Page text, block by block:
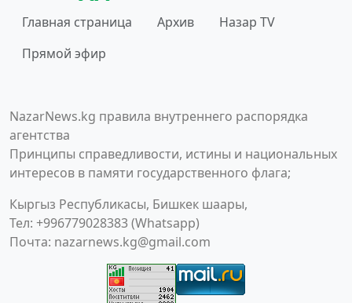
Главная страница Архив
Назар TV
Прямой эфир
NazarNews.kg правила внутреннего распорядка
агентства
Принципы справедливости, истины и национальных
интересов в памяти государственного флага;
Кыргыз Республикасы, Бишкек шаары,
Тел: +996779028383 (Whatsapp)
Почта: nazarnews.kg@gmail.com